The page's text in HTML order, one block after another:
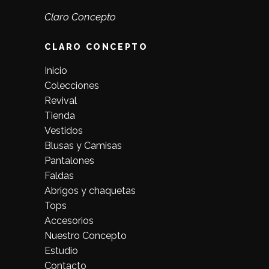
Claro Concepto
CLARO CONCEPTO
Inicio
Colecciones
Revival
Tienda
Vestidos
Blusas y Camisas
Pantalones
Faldas
Abrigos y chaquetas
Tops
Accesorios
Nuestro Concepto
Estudio
Contacto